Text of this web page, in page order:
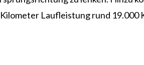
Laufleistung rund 19.000